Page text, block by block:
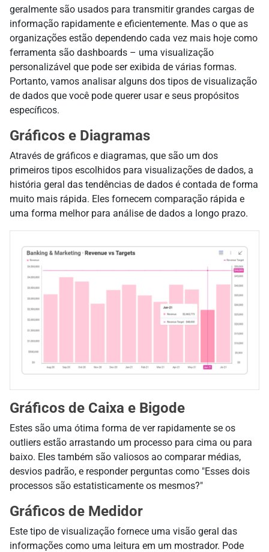
geralmente são usados para transmitir grandes cargas de
informação rapidamente e eficientemente. Mas o que as
organizações estão dependendo cada vez mais hoje como
ferramenta são dashboards – uma visualização
personalizável que pode ser exibida de várias formas.
Portanto, vamos analisar alguns dos tipos de visualização
de dados que você pode querer usar e seus propósitos
específicos.
Gráficos e Diagramas
Através de gráficos e diagramas, que são um dos
primeiros tipos escolhidos para visualizações de dados, a
história geral das tendências de dados é contada de forma
muito mais rápida. Eles fornecem comparação rápida e
uma forma melhor para análise de dados a longo prazo.
Gráficos de Caixa e Bigode
Estes são uma ótima forma de ver rapidamente se os
outliers estão arrastando um processo para cima ou para
baixo. Eles também são valiosos ao comparar médias,
desvios padrão, e responder perguntas como "Esses dois
processos são estatisticamente os mesmos?"
Gráficos de Medidor
Este tipo de visualização fornece uma visão geral das
informações como uma leitura em um mostrador. Pode